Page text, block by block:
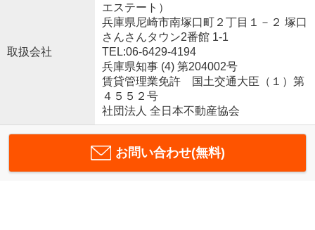
取扱会社
エステート）
兵庫県尼崎市南塚口町２丁目１－２ 塚口
さんさんタウン2番館 1-1
TEL:06-6429-4194
兵庫県知事 (4) 第204002号
賃貸管理業免許 国土交通大臣（１）第
４５５２号
社団法人 全日本不動産協会
お問い合わせ(無料)